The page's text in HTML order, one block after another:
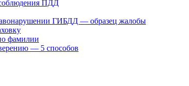
ПДД
ГИБДД — образец жалобы
фамилии
— 5 способов